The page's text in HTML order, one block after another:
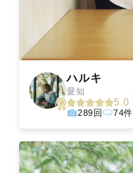
ハルキ
愛知
5.0
289回 74件